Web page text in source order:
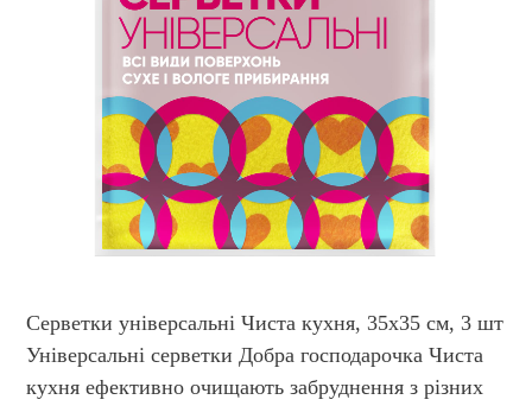
Серветки універсальні Чиста кухня, 35х35 см, 3 шт
Універсальні серветки Добра господарочка Чиста
кухня ефективно очищають забруднення з різних